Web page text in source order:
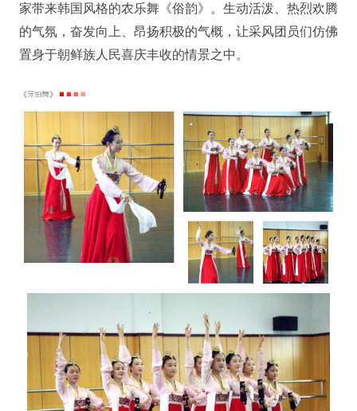
家带来韩国风格的农乐舞《俗韵》。生动活泼、热烈欢腾
的气氛，奋发向上、昂扬积极的气概，让采风团员们仿佛
置身于朝鲜族人民喜庆丰收的情景之中。